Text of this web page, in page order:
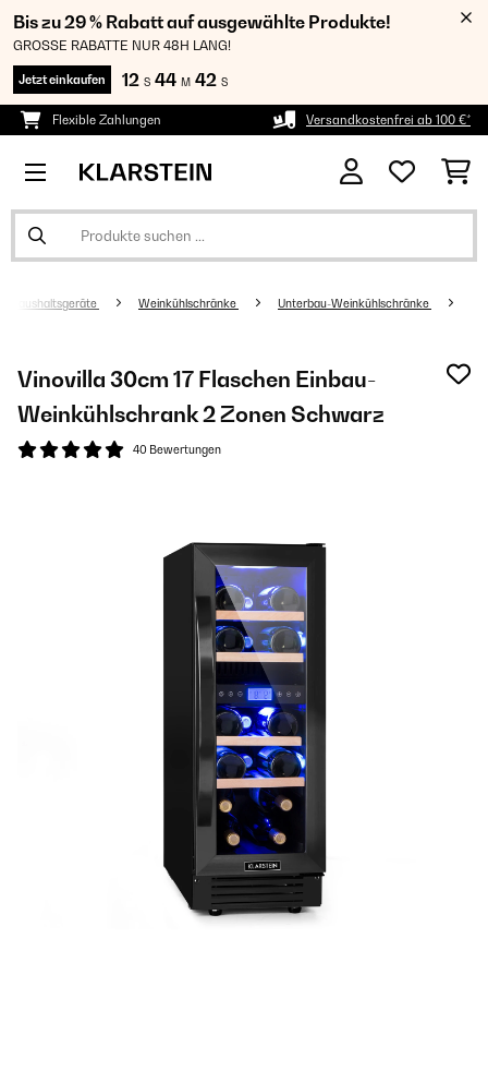
Bis zu 29 % Rabatt auf ausgewählte Produkte!
GROSSE RABATTE NUR 48H LANG!
Jetzt einkaufen 12 S 44 M 41 S
Flexible Zahlungen Versandkostenfrei ab 100 €*
Haushaltsgeräte Weinkühlschränke Unterbau-Weinkühlschränke
Vinovilla 30cm 17 Flaschen Einbau-
Weinkühlschrank 2 Zonen Schwarz
40 Bewertungen